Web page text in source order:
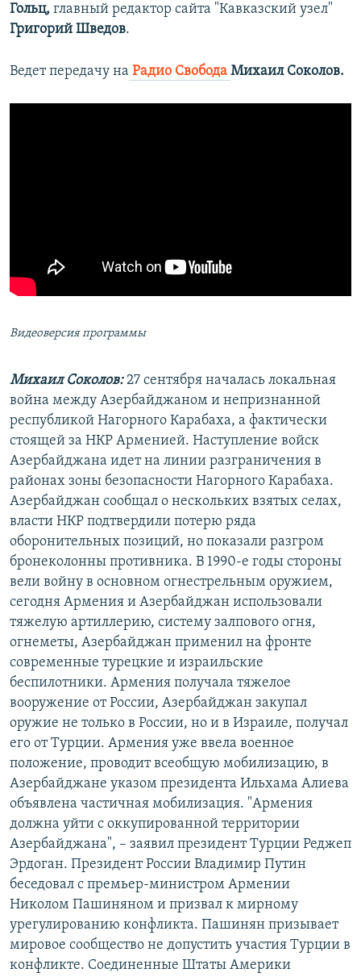
Гольц, главный редактор сайта "Кавказский узел"
Григорий Шведов.
Ведет передачу на Радио Свобода Михаил Соколов.
Видеоверсия программы
Михаил Соколов:27 сентября началась локальная
война между Азербайджаном и непризнанной
республикой Нагорного Карабаха, а фактически
стоящей за НКР Арменией. Наступление войск
Азербайджана идет на линии разграничения в
районах зоны безопасности Нагорного Карабаха.
Азербайджан сообщал о нескольких взятых селах,
власти НКР подтвердили потерю ряда
оборонительных позиций, но показали разгром
бронеколонны противника. В 1990-е годы стороны
вели войну в основном огнестрельным оружием,
сегодня Армения и Азербайджан использовали
тяжелую артиллерию, систему залпового огня,
огнеметы, Азербайджан применил на фронте
современные турецкие и израильские
беспилотники. Армения получала тяжелое
вооружение от России, Азербайджан закупал
оружие не только в России, но и в Израиле, получал
его от Турции. Армения уже ввела военное
положение, проводит всеобщую мобилизацию, в
Азербайджане указом президента Ильхама Алиева
объявлена частичная мобилизация. "Армения
должна уйти с оккупированной территории
Азербайджана", – заявил президент Турции Реджеп
Эрдоган. Президент России Владимир Путин
беседовал с премьер-министром Армении
Николом Пашиняном и призвал к мирному
урегулированию конфликта. Пашинян призывает
мировое сообщество не допустить участия Турции в
конфликте. Соединенные Штаты Америки